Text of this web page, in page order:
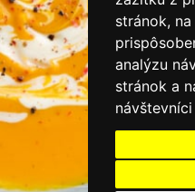
stránok,
analýzu
stránok a